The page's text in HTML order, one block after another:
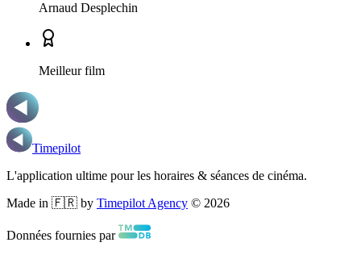
Arnaud Desplechin
Meilleur film
Timepilot
L'application ultime pour les horaires & séances de cinéma.
Made in 🇫🇷 by Timepilot Agency © 2026
Données fournies par